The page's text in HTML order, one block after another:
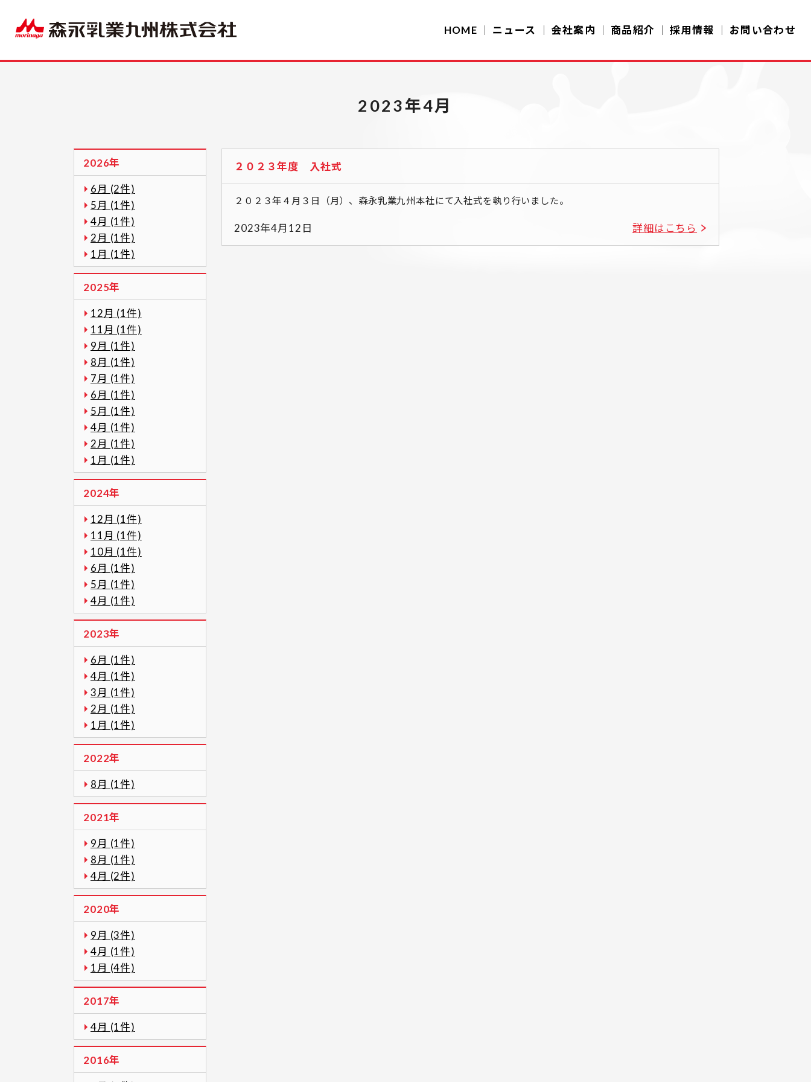
HOME ニュース 会社案内 商品紹介 採用情報 お問い合わせ
2023年4月
2026年
6月 (2件)
5月 (1件)
4月 (1件)
2月 (1件)
1月 (1件)
2025年
12月 (1件)
11月 (1件)
9月 (1件)
8月 (1件)
7月 (1件)
6月 (1件)
5月 (1件)
4月 (1件)
2月 (1件)
1月 (1件)
2024年
12月 (1件)
11月 (1件)
10月 (1件)
6月 (1件)
5月 (1件)
4月 (1件)
2023年
6月 (1件)
4月 (1件)
3月 (1件)
2月 (1件)
1月 (1件)
2022年
8月 (1件)
2021年
9月 (1件)
8月 (1件)
4月 (2件)
2020年
9月 (3件)
4月 (1件)
1月 (4件)
2017年
4月 (1件)
2016年
２０２３年度 入社式
２０２３年４月３日（月）、森永乳業九州本社にて入社式を執り行いました。
2023年4月12日 詳細はこちら